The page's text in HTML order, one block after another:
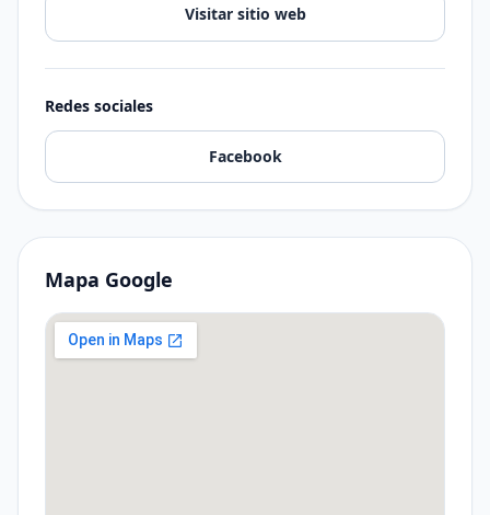
Visitar sitio web
Redes sociales
Facebook
Mapa Google